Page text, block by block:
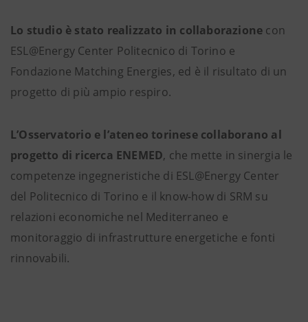
Lo studio è stato realizzato in collaborazione con
ESL@Energy Center Politecnico di Torino e
Fondazione Matching Energies, ed è il risultato di un
progetto di più ampio respiro.
L’Osservatorio e l’ateneo torinese collaborano al
progetto di ricerca ENEMED, che mette in sinergia le
competenze ingegneristiche di ESL@Energy Center
del Politecnico di Torino e il know-how di SRM su
relazioni economiche nel Mediterraneo e
monitoraggio di infrastrutture energetiche e fonti
rinnovabili.